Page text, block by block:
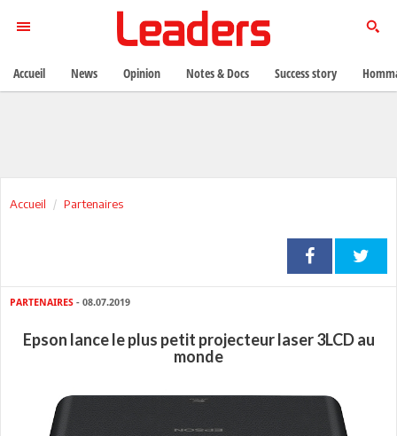
Accueil Partenaires
PARTENAIRES - 08.07.2019
Epson lance le plus petit projecteur laser 3LCD au
monde
Accueil News Opinion Notes & Docs Success story